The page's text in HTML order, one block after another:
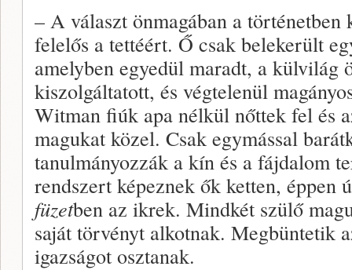
– A választ önmagában a
felelős a tettéért. Ő csak belekerült
amelyben egyedül maradt, a külvilág
kiszolgáltatott, és végtelenül
Witman fiúk apa nélkül nőttek fel és
magukat közel. Csak egymással
tanulmányozzák a kín és a fájdalom
rendszert képeznek ők ketten, éppen
füzetben az ikrek. Mindkét szülő
saját törvényt alkotnak. Megbüntetik
igazságot osztanak.